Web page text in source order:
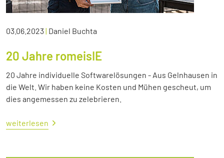
03.06.2023| Daniel Buchta
20 Jahre romeisIE
20 Jahre individuelle Softwarelösungen - Aus Gelnhausen in
die Welt. Wir haben keine Kosten und Mühen gescheut, um
dies angemessen zu zelebrieren.
weiterlesen